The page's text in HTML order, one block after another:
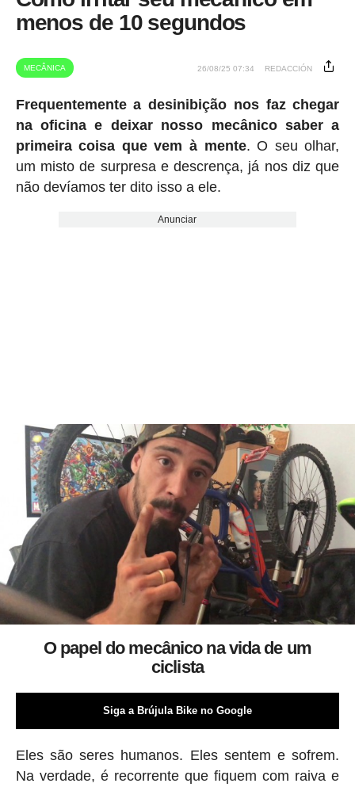
menos de 10 segundos
MECÂNICA 26/08/25 07:34 REDACCIÓN
Frequentemente a desinibição nos faz chegar
na oficina e deixar nosso mecânico saber a
primeira coisa que vem à mente. O seu olhar,
um misto de surpresa e descrença, já nos diz que
não devíamos ter dito isso a ele.
Anunciar
O papel do mecânico na vida de um
ciclista
Siga a Brújula Bike no Google
Eles são seres humanos. Eles sentem e sofrem.
Na verdade, é recorrente que fiquem com raiva e